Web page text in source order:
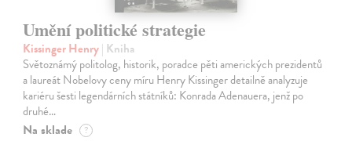
Umění politické strategie
Kissinger Henry| Kniha
Světoznámý politolog, historik, poradce pěti amerických prezidentů
a laureát Nobelovy ceny míru Henry Kissinger detailně analyzuje
kariéru šesti legendárních státníků: Konrada Adenauera, jenž po
druhé…
Na sklade ?